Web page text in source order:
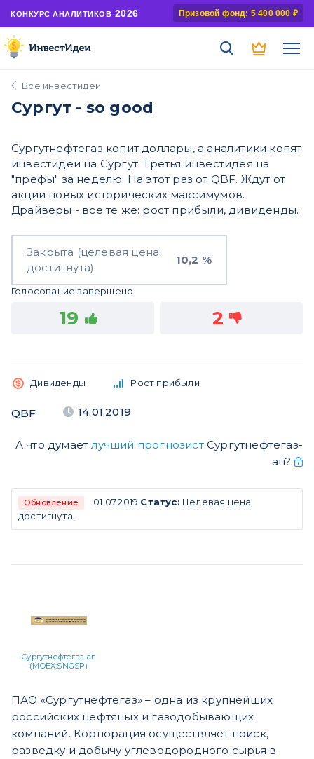
КОНКУРС АНАЛИТИКОВ 2026 Призовой фонд: 5 400 000 ₽
Все инвестидеи
Сургут - so good
Сургутнефтегаз копит доллары, а аналитики копят
инвестидеи на Сургут. Третья инвестидея на
"префы" за неделю. На этот раз от QBF. Ждут от
акции новых исторических максимумов.
Драйверы - все те же: рост прибыли, дивиденды.
Закрыта (целевая цена
достигнута)
10,2 %
Голосование завершено.
19 2
Дивиденды Рост прибыли
QBF 14.01.2019
А что думает лучший прогнозистСургутнефтегаз-
ап?
Обновление 01.07.2019 Статус: Целевая цена
достигнута.
Сургутнефтегаз-ап
(MOEX:SNGSP)
ПАО «Сургутнефтегаз» – одна из крупнейших
российских нефтяных и газодобывающих
компаний. Корпорация осуществляет поиск,
разведку и добычу углеводородного сырья в